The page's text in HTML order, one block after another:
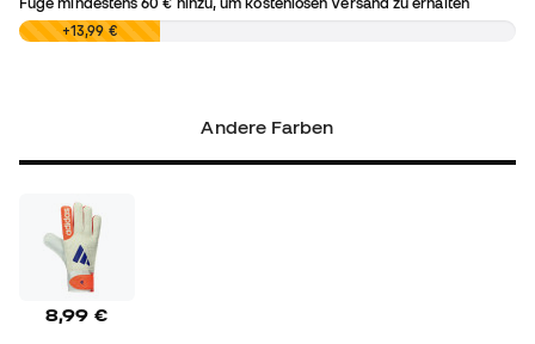
0,00 €+13,99 €
Andere Farben
8,99 €